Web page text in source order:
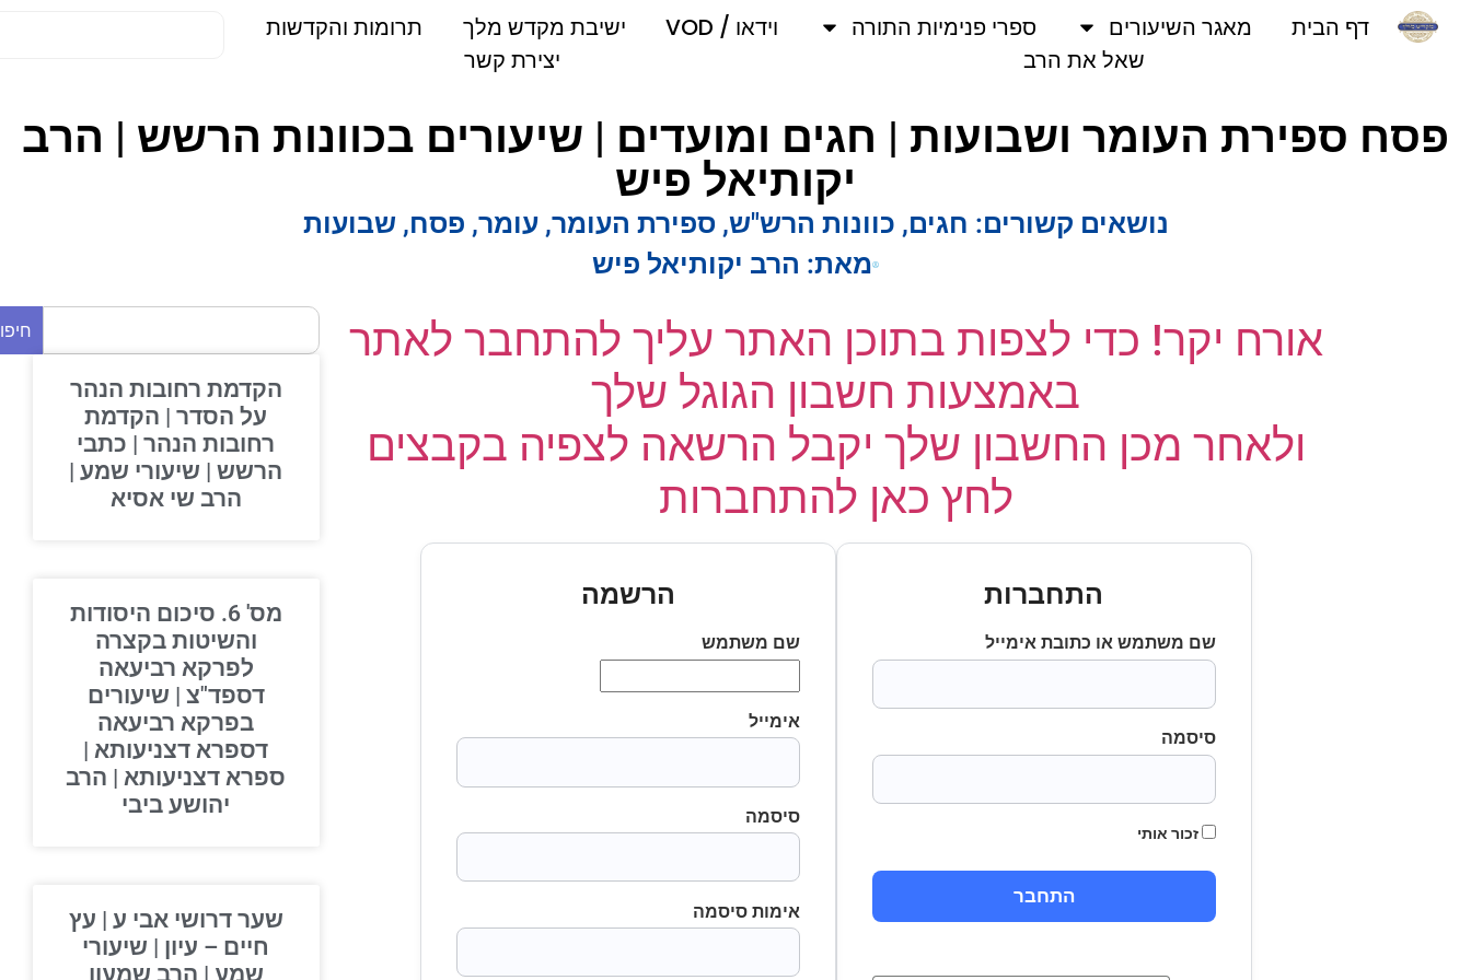
דף הבית מאגר השיעורים ספרי פנימיות התורה וידאו / VOD ישיבת מקדש מלך
תרומות והקדשות
שאל את הרב
יצירת קשר
פסח ספירת העומר ושבועות | חגים ומועדים | שיעורים בכוונות הרשש | הרב
יקותיאל פיש
נושאים קשורים: חגים,כוונות הרש"ש,ספירת העומר,עומר,פסח,שבועות
מאת:הרב יקותיאל פיש
אורח יקר! כדי לצפות בתוכן האתר עליך להתחבר לאתר
באמצעות חשבון הגוגל שלך
ולאחר מכן החשבון שלך יקבל הרשאה לצפיה בקבצים
לחץ כאן להתחברות
התחברות
שם משתמש או כתובת אימייל
סיסמה
זכור אותי
הרשמה
שם משתמש
אימייל
סיסמה
אימות סיסמה
חיפוש
הקדמת רחובות הנהר
על הסדר | הקדמת
רחובות הנהר | כתבי
הרשש | שיעורי שמע |
הרב שי אסיא
מס' 6. סיכום היסודות
והשיטות בקצרה
לפרקא רביעאה
דספד"צ | שיעורים
בפרקא רביעאה
דספרא דצניעותא |
ספרא דצניעותא | הרב
יהושע ביבי
שער דרושי אבי ע | עץ
חיים – עיון | שיעורי
שמע | הרב שמעון